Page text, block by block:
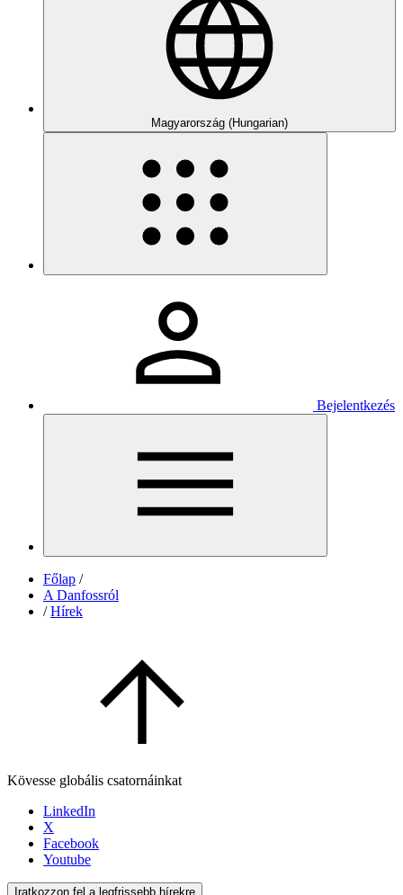
Magyarország (Hungarian)
Bejelentkezés
Főlap /
A Danfossról
/ Hírek
Kövesse globális csatornáinkat
LinkedIn
X
Facebook
Youtube
Iratkozzon fel a legfrissebb hírekre